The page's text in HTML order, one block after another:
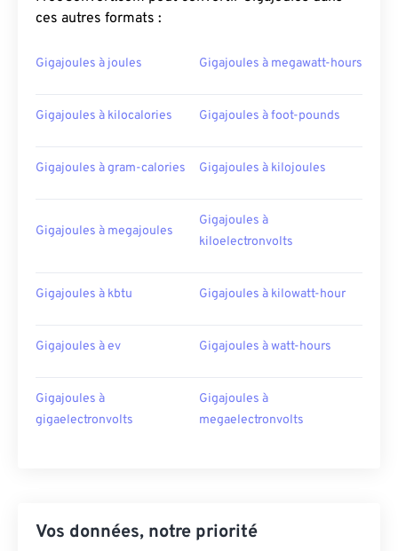
ces autres formats :
Gigajoules à joules Gigajoules à megawatt-hours
Gigajoules à kilocalories Gigajoules à foot-pounds
Gigajoules à gram-calories Gigajoules à kilojoules
Gigajoules à megajoules
Gigajoules à
kiloelectronvolts
Gigajoules à kbtu Gigajoules à kilowatt-hour
Gigajoules à ev Gigajoules à watt-hours
Gigajoules à
gigaelectronvolts
Gigajoules à
megaelectronvolts
Vos données, notre priorité